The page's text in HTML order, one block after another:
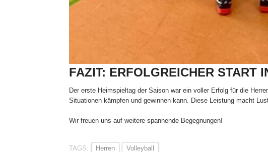
FAZIT: ERFOLGREICHER START
Der erste Heimspieltag der Saison war ein voller Erfolg für die
Situationen kämpfen und gewinnen kann. Diese Leistung macht
Wir freuen uns auf weitere spannende Begegnungen!
TAGS: Herren Volleyball